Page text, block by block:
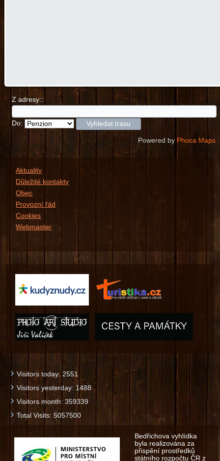
Z adresy::
Do:
Powered by Phoca Maps
Aktuality
Důležité kontakty
Obec
Provozní řád
Cookies
Webmaster
Visitors today: 2551
Visitors yesterday: 1488
Visitors month:359339
Total Visits:5057500
Bedřichova vyhlídka
byla realizována za
přispění prostředků
státního rozpočtu ČR z